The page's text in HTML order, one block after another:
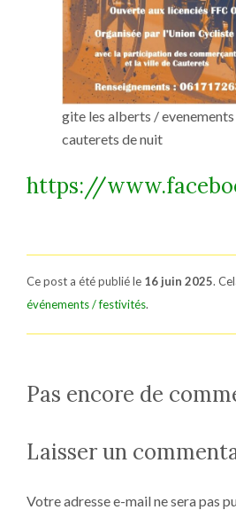
gite les alberts /
cauterets de nuit
https://
Ce post a été publié le 16 juin 2025.
événements / festivités.
Pas encore de
Laisser un
Votre adresse e-mail ne sera pas